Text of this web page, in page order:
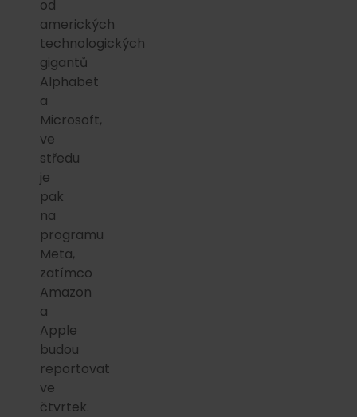
od
amerických
technologických
gigantů
Alphabet
a
Microsoft,
ve
středu
je
pak
na
programu
Meta,
zatímco
Amazon
a
Apple
budou
reportovat
ve
čtvrtek.